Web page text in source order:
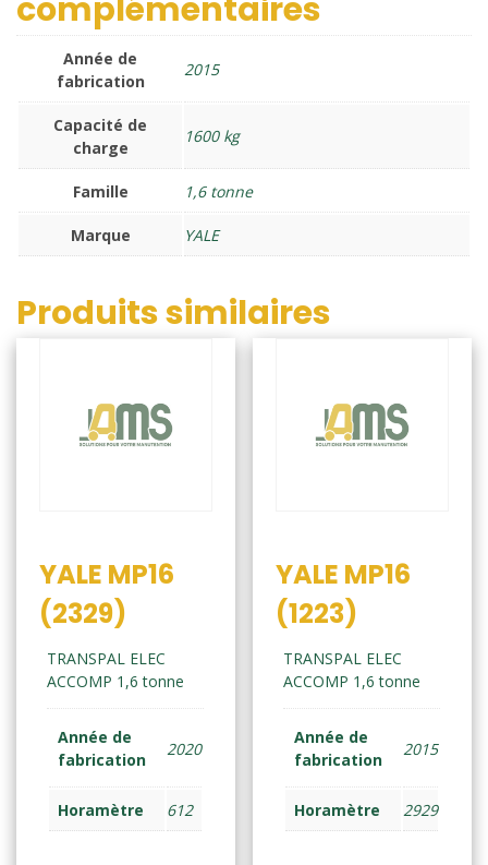
complémentaires
Année de
fabrication
2015
Capacité de
charge
1600 kg
Famille 1,6 tonne
Marque YALE
Produits similaires
YALE MP16
(2329)
TRANSPAL ELEC
ACCOMP 1,6 tonne
Année de
fabrication
2020
Horamètre 612
YALE MP16
(1223)
TRANSPAL ELEC
ACCOMP 1,6 tonne
Année de
fabrication
2015
Horamètre 2929